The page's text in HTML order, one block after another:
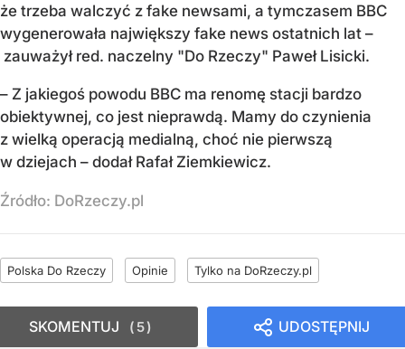
że trzeba walczyć z fake newsami, a tymczasem BBC
wygenerowała największy fake news ostatnich lat –
zauważył red. naczelny "Do Rzeczy" Paweł Lisicki.
– Z jakiegoś powodu BBC ma renomę stacji bardzo
obiektywnej, co jest nieprawdą. Mamy do czynienia
z wielką operacją medialną, choć nie pierwszą
w dziejach – dodał Rafał Ziemkiewicz.
Źródło: DoRzeczy.pl
Polska Do Rzeczy Opinie Tylko na DoRzeczy.pl
UDOSTĘPNIJ
SKOMENTUJ 5